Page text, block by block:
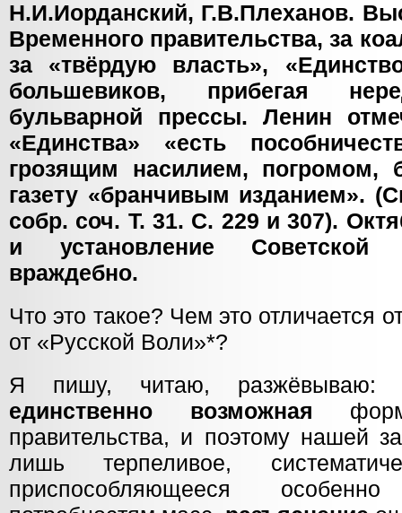
Н.И.Иорданский, Г.В.Плеханов.
Временного правительства, за
за «твёрдую власть»,
большевиков, прибегая
бульварной прессы. Ленин
«Единства» «есть
грозящим насилием, погромом,
газету «бранчивым изданием».
собр. соч. Т. 31. С. 229 и 307).
и установление Советской
враждебно.
Что это такое? Чем это отличается
от «Русской Воли»*?
Я пишу, читаю, разжёвываю:
единственно возможная
правительства, и поэтому нашей
лишь терпеливое,
приспособляющееся